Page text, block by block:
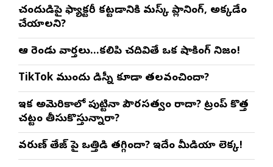
చంద్రుడిపై ఫ్యాక్టరీ కట్టడానికి మస్క్ ప్లానింగ్, అక్కడేం
చేయాలని?
ఆ రెండు వార్తలు…కలిపి చదివితే ఒక షాకింగ్ నిజం!
TikTok ముందు డిస్నీ కూడా తలవంచిందా?
ఇక అమెరికాలో పుట్టినా పౌరసత్వం రాదా? ట్రంప్ కొత్త
చట్టం తీసుకొస్తున్నారా?
వరుణ్ తేజ్‌ పై ఒత్తిడి తగ్గిందా? ఇదేం మీడియా లెక్క!